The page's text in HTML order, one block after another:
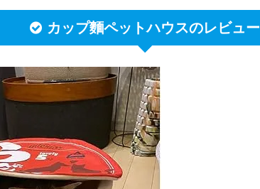
カップ麵ペットハウスのレビュー